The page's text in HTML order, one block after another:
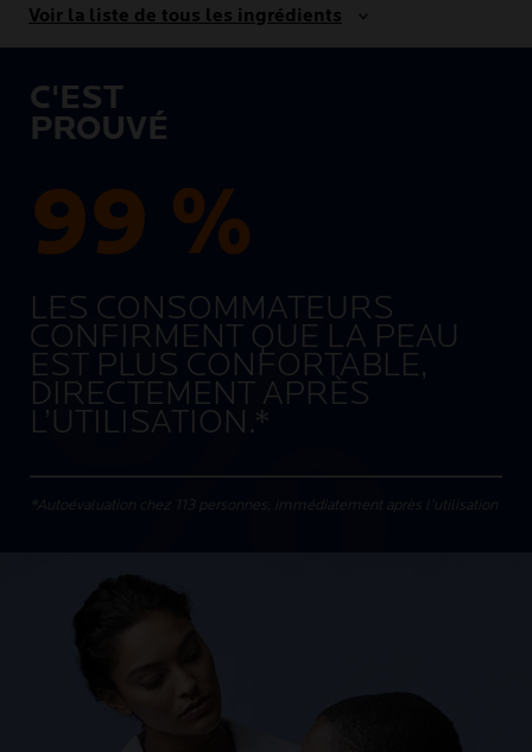
Voir la liste de tous les ingrédients
C'EST
PROUVÉ
99 %
LES CONSOMMATEURS
CONFIRMENT QUE LA PEAU
EST PLUS CONFORTABLE,
DIRECTEMENT APRÈS
L’UTILISATION.*
*Autoévaluation chez 113 personnes, immédiatement après l’utilisation